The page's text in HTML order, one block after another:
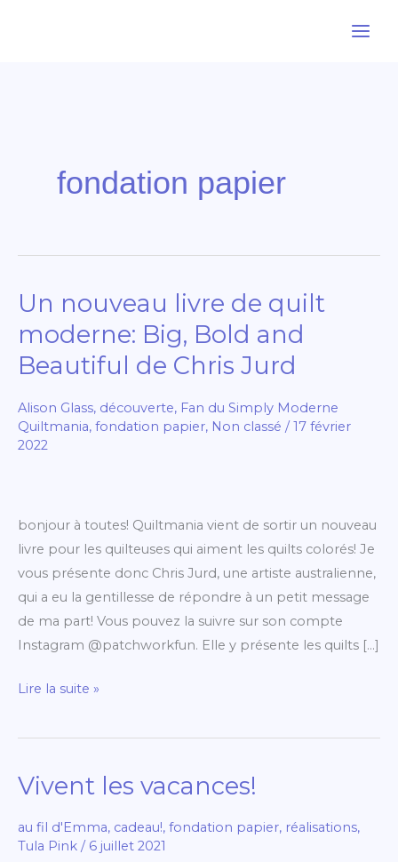
fondation papier
Un nouveau livre de quilt
moderne: Big, Bold and
Beautiful de Chris Jurd
Alison Glass, découverte, Fan du Simply Moderne
Quiltmania, fondation papier, Non classé /17 février
2022
bonjour à toutes! Quiltmania vient de sortir un nouveau
livre pour les quilteuses qui aiment les quilts colorés! Je
vous présente donc Chris Jurd, une artiste australienne,
qui a eu la gentillesse de répondre à un petit message
de ma part! Vous pouvez la suivre sur son compte
Instagram @patchworkfun. Elle y présente les quilts […]
Un
nouveau
livre
de
moderne:
Big,
Lire la suite »
Vivent les vacances!
au fil d'Emma, cadeau!, fondation papier, réalisations,
Tula Pink / 6 juillet 2021
Vivent
vacances!